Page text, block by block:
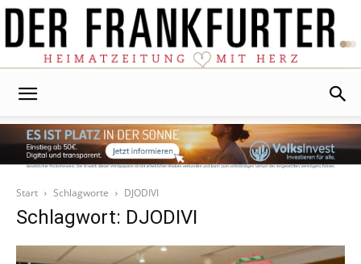
Start
Schlagworte DJODIVI
Schlagwort: DJODIVI